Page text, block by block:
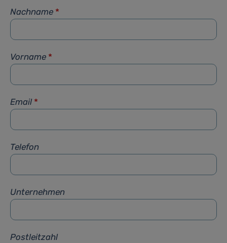
Nachname *
Vorname *
Email *
Telefon
Unternehmen
Postleitzahl